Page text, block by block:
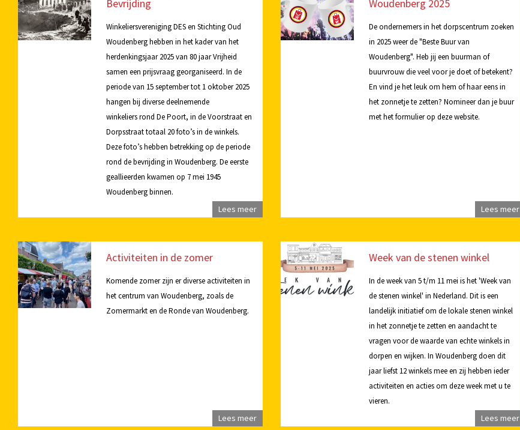
Bevrijding
Winkeliersvereniging DES en Stichting Oud
Woudenberg hebben in het kader van het
herdenkingsjaar 2025 van 80 jaar Vrijheid
samen een prijsvraag georganiseerd. In de
periode van 15 september tot 1 oktober 2025
hangen bij diverse deelnemende
winkeliers rond De Poort, in de Voorstraat en
Dorpsstraat totaal 20 foto’s in de winkels.
Deze foto’s hebben betrekking op de periode
rond de bevrijding in Woudenberg. De eerste
geallieerden kwamen op 7 mei 1945
Woudenberg binnen.
Lees meer
Woudenberg 2025
De ondernemers in het dorpscentrum zoeken
in 2025 weer de "Beste Buur van
Woudenberg". Heb jij een buurman of
buurvrouw die veel voor je doet of betekent?
En vind je het leuk om hem of haar eens in
het zonnetje te zetten? Nomineer dan je buur
met het formulier op deze website.
Lees meer
Activiteiten in de zomer
Komende zomer zijn er diverse activiteiten in
het centrum van Woudenberg, zoals de
Zomermarkt en de Ronde van Woudenberg.
Lees meer
Week van de stenen winkel
In de week van 5 t/m 11 mei is het 'Week van
de stenen winkel' in Nederland. Dit is een
landelijk initiatief om de lokale stenen winkel
in het zonnetje te zetten en aandacht te
vragen voor de waarde van echte winkels in
dorpen en wijken. In Woudenberg doen dit
jaar liefst 12 winkels mee en zij hebben ieder
activiteiten en acties om deze week met u te
vieren.
Lees meer